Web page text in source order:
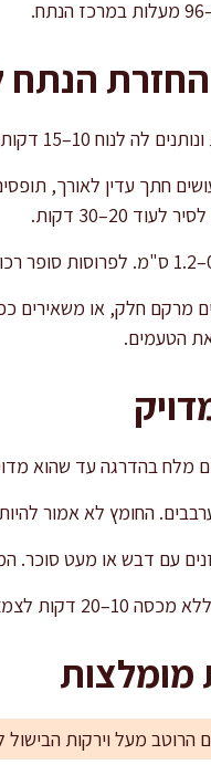
הנתח
מקררים לגמרי, כי אז הקילוף פחות נוח.
חתך עדין לאורך,
20–30 דקות.
הטעמים.
עד שהוא מדויק ובשרי. רוב הסיכויים
החומץ לא אמור
עם דבש או מעט סוכר.
50–100 מ"ל מים חמים או ציר.
מומלצות
הרוטב מעל וירקות הבישול